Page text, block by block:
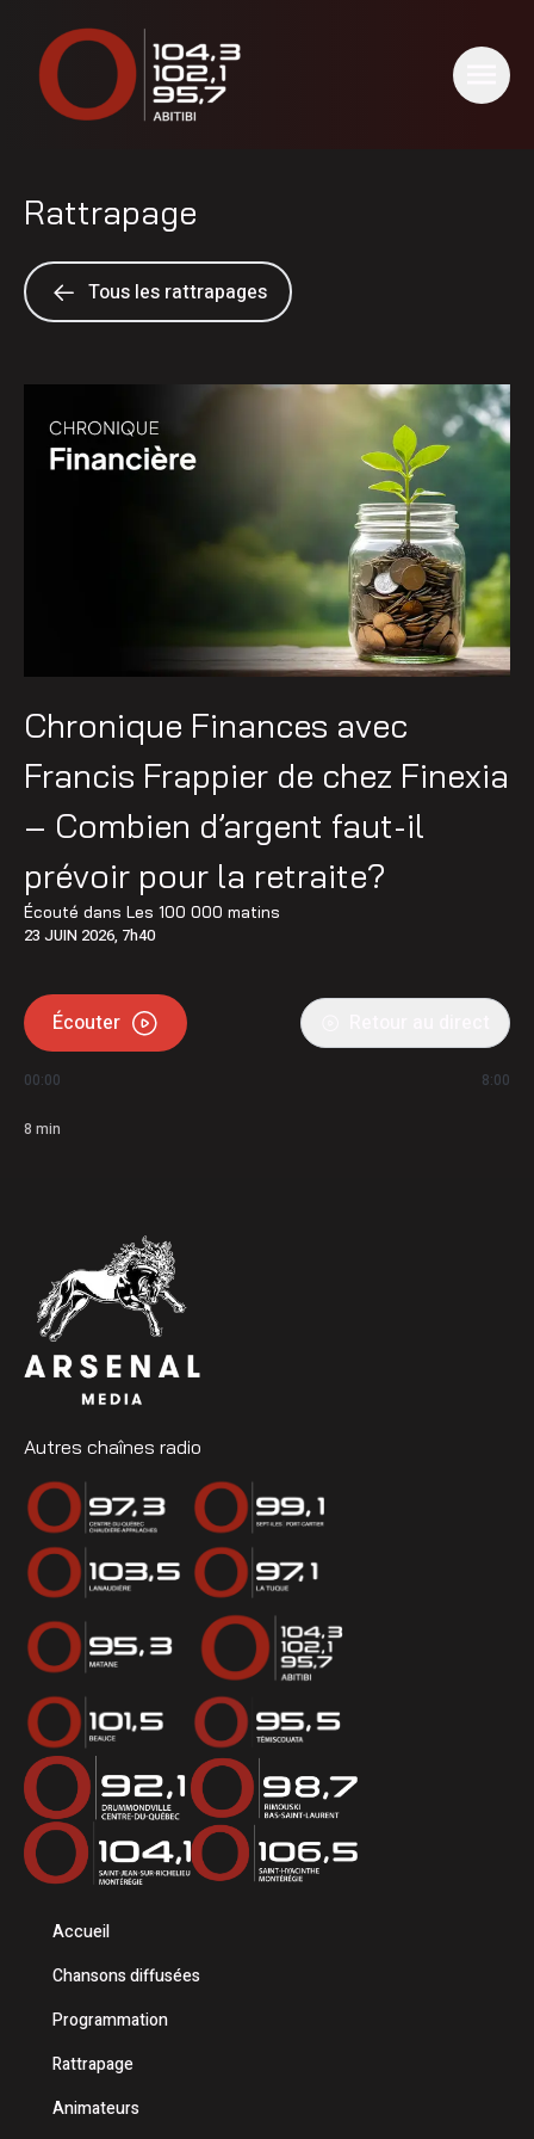
Rattrapage
Tous les rattrapages
Chronique Finances avec
Francis Frappier de chez Finexia
– Combien d’argent faut-il
prévoir pour la retraite?
Écouté dans Les 100 000 matins
23 JUIN 2026, 7h40
Écouter
00:00 8:00
8 min
Autres chaînes radio
Accueil
Chansons diffusées
Programmation
Rattrapage
Animateurs